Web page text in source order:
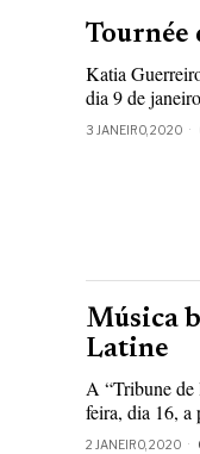
Tournée
Katia
dia 9 de
3 JANEIRO, 2020
Música
Latine
A “Tribune de
feira, dia 16, a
2 JANEIRO, 2020